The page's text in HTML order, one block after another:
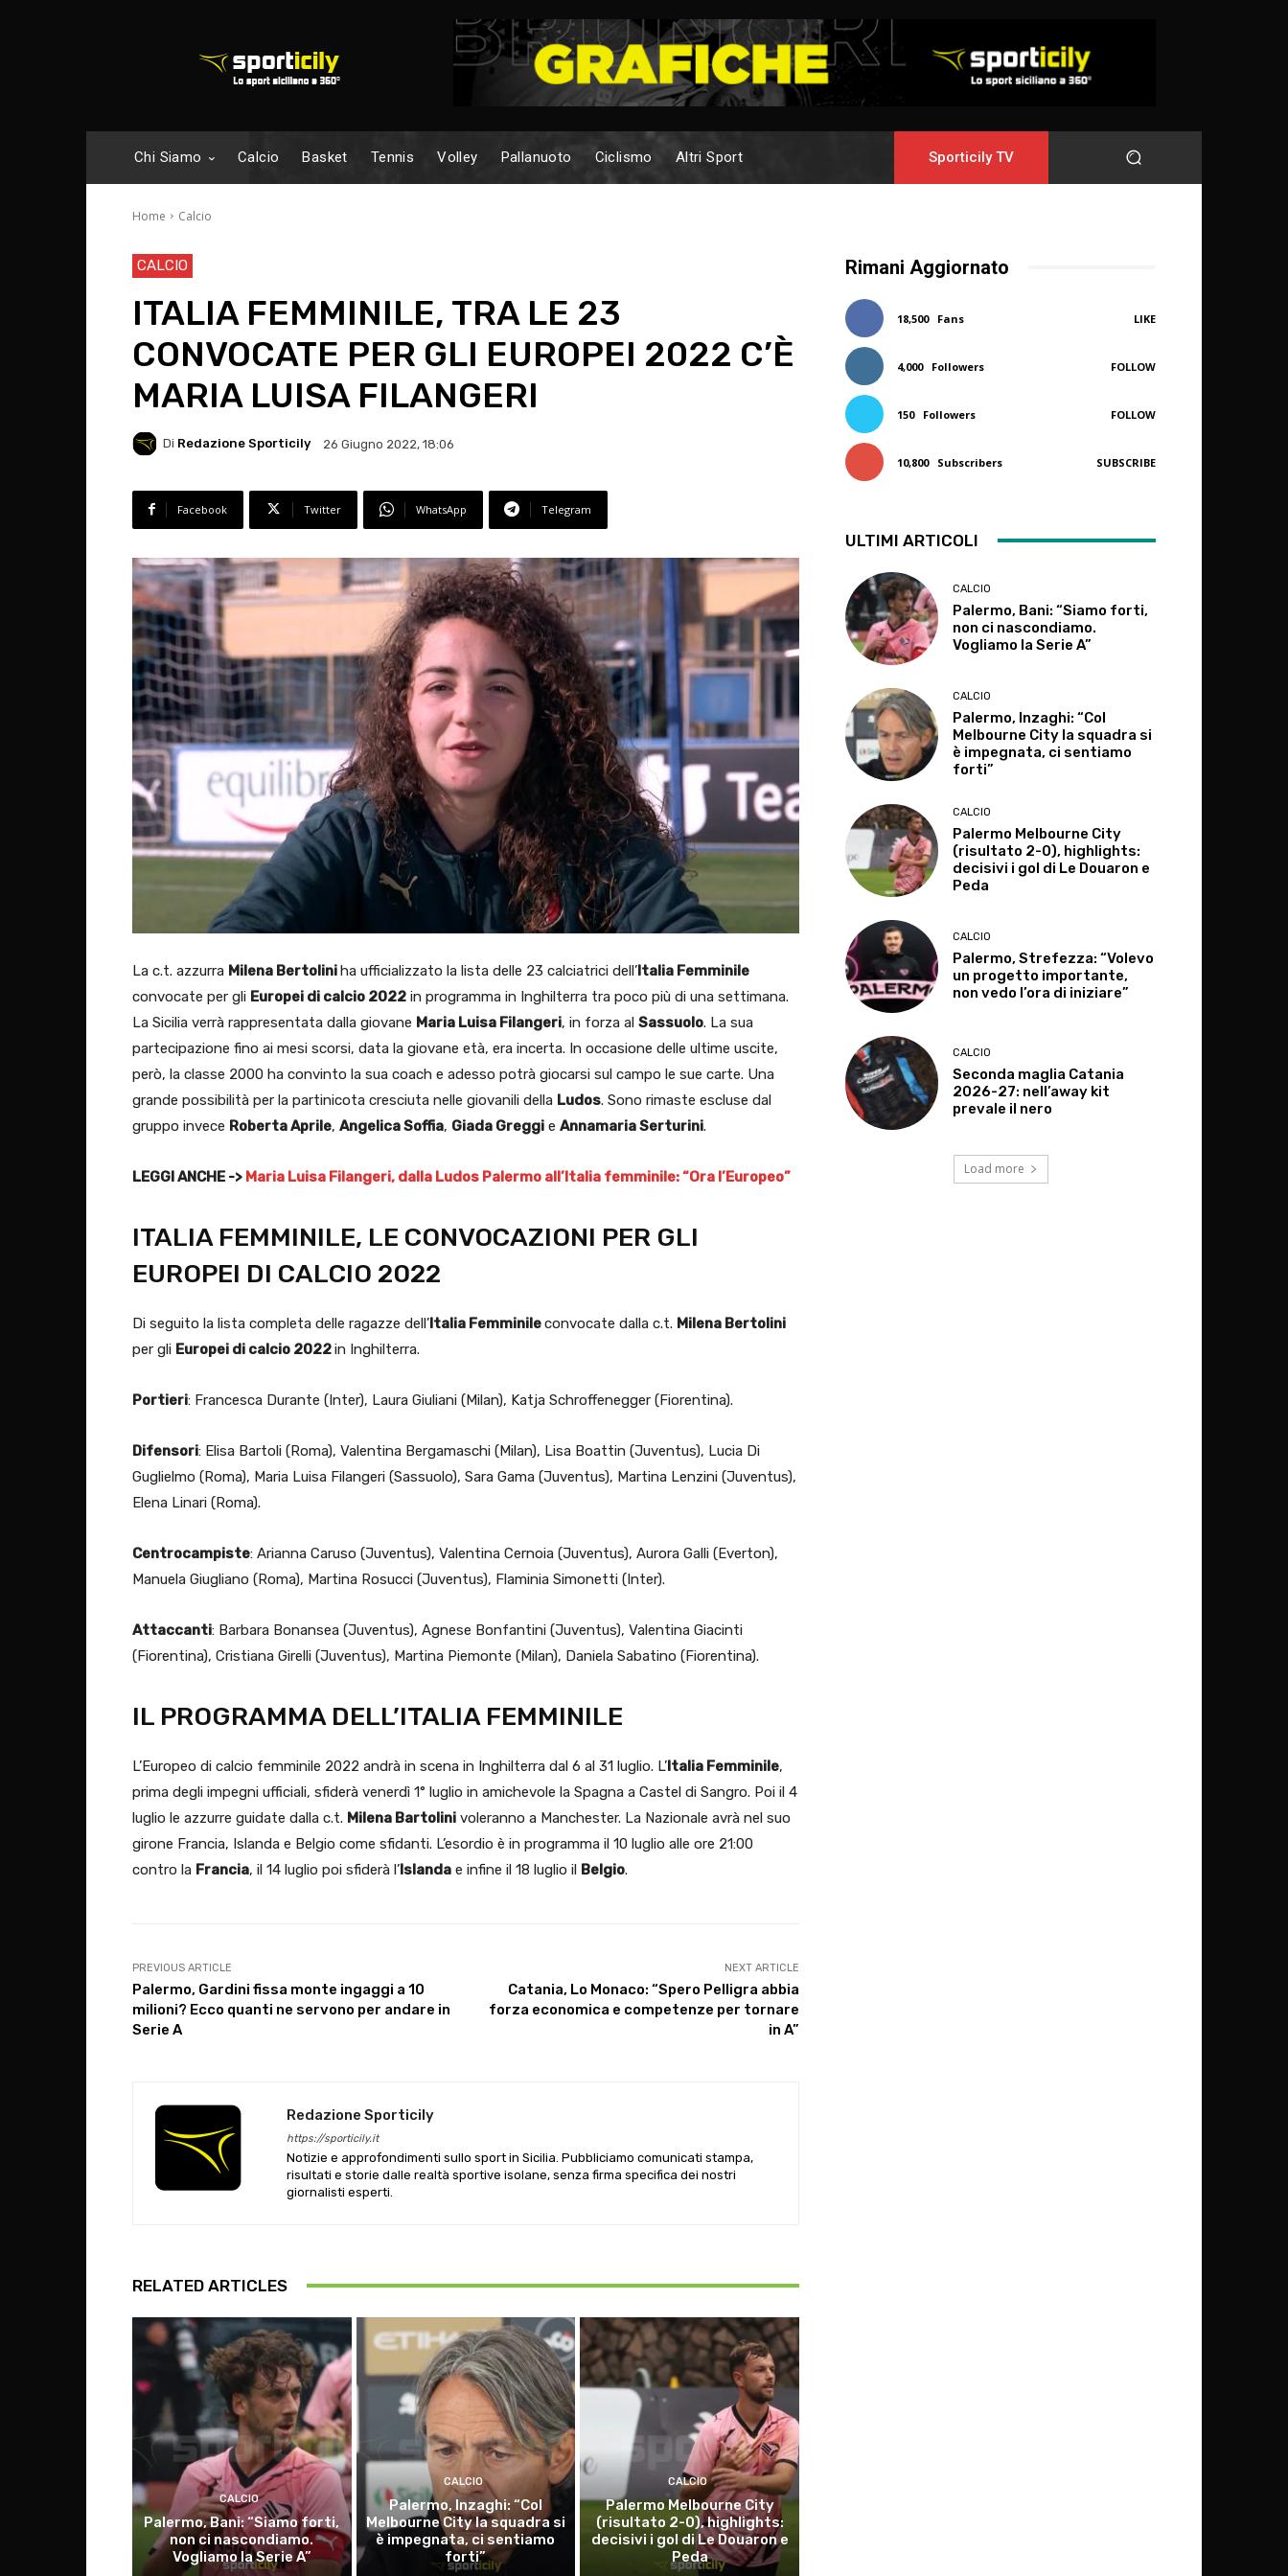
Chi Siamo Calcio Basket Tennis Volley Pallanuoto Ciclismo Altri Sport Sporticily TV
Home Calcio
CALCIO
ITALIA FEMMINILE, TRA LE 23
CONVOCATE PER GLI EUROPEI 2022 C’È
MARIA LUISA FILANGERI
Di Redazione Sporticily 26 Giugno 2022, 18:06
Facebook Twitter WhatsApp Telegram
La c.t. azzurra Milena Bertoliniha ufficializzato la lista delle 23 calciatrici dell’Italia Femminile
convocate per gli Europei di calcio 2022 in programma in Inghilterra tra poco più di una settimana.
La Sicilia verrà rappresentata dalla giovane Maria Luisa Filangeri, in forza al Sassuolo. La sua
partecipazione fino ai mesi scorsi, data la giovane età, era incerta. In occasione delle ultime uscite,
però, la classe 2000 ha convinto la sua coach e adesso potrà giocarsi sul campo le sue carte. Una
grande possibilità per la partinicota cresciuta nelle giovanili della Ludos. Sono rimaste escluse dal
gruppo invece Roberta Aprile, Angelica Soffia, Giada Greggi e Annamaria Serturini.
LEGGI ANCHE -> Maria Luisa Filangeri, dalla Ludos Palermo all’Italia femminile: “Ora l’Europeo”
ITALIA FEMMINILE, LE CONVOCAZIONI PER GLI
EUROPEI DI CALCIO 2022
Di seguito la lista completa delle ragazze dell’Italia Femminileconvocate dalla c.t. Milena Bertolini
per gli Europei di calcio 2022in Inghilterra.
Portieri: Francesca Durante (Inter), Laura Giuliani (Milan), Katja Schroffenegger (Fiorentina).
Difensori: Elisa Bartoli (Roma), Valentina Bergamaschi (Milan), Lisa Boattin (Juventus), Lucia Di
Guglielmo (Roma), Maria Luisa Filangeri (Sassuolo), Sara Gama (Juventus), Martina Lenzini (Juventus),
Elena Linari (Roma).
Centrocampiste: Arianna Caruso (Juventus), Valentina Cernoia (Juventus), Aurora Galli (Everton),
Manuela Giugliano (Roma), Martina Rosucci (Juventus), Flaminia Simonetti (Inter).
Attaccanti: Barbara Bonansea (Juventus), Agnese Bonfantini (Juventus), Valentina Giacinti
(Fiorentina), Cristiana Girelli (Juventus), Martina Piemonte (Milan), Daniela Sabatino (Fiorentina).
IL PROGRAMMA DELL’ITALIA FEMMINILE
L’Europeo di calcio femminile 2022 andrà in scena in Inghilterra dal 6 al 31 luglio. L’Italia Femminile,
prima degli impegni ufficiali, sfiderà venerdì 1° luglio in amichevole la Spagna a Castel di Sangro. Poi il 4
luglio le azzurre guidate dalla c.t. Milena Bartolini voleranno a Manchester. La Nazionale avrà nel suo
girone Francia, Islanda e Belgio come sfidanti. L’esordio è in programma il 10 luglio alle ore 21:00
contro la Francia, il 14 luglio poi sfiderà l’Islanda e infine il 18 luglio il Belgio.
PREVIOUS ARTICLE
Palermo, Gardini fissa monte ingaggi a 10
milioni? Ecco quanti ne servono per andare in
Serie A
NEXT ARTICLE
Catania, Lo Monaco: “Spero Pelligra abbia
forza economica e competenze per tornare
in A”
Redazione Sporticily
https://sporticily.it
Notizie e approfondimenti sullo sport in Sicilia. Pubbliciamo comunicati stampa,
risultati e storie dalle realtà sportive isolane, senza firma specifica dei nostri
giornalisti esperti.
RELATED ARTICLES
CALCIO
Palermo, Bani: “Siamo forti,
non ci nascondiamo.
Vogliamo la Serie A”
CALCIO
Palermo, Inzaghi: “Col
Melbourne City la squadra si
è impegnata, ci sentiamo
forti”
CALCIO
Palermo Melbourne City
(risultato 2-0), highlights:
decisivi i gol di Le Douaron e
Peda
Rimani Aggiornato
18,500 Fans LIKE
4,000 Followers FOLLOW
150 Followers FOLLOW
10,800 Subscribers SUBSCRIBE
ULTIMI ARTICOLI
CALCIO
Palermo, Bani: “Siamo forti,
non ci nascondiamo.
Vogliamo la Serie A”
CALCIO
Palermo, Inzaghi: “Col
Melbourne City la squadra si
è impegnata, ci sentiamo
forti”
CALCIO
Palermo Melbourne City
(risultato 2-0), highlights:
decisivi i gol di Le Douaron e
Peda
CALCIO
Palermo, Strefezza: “Volevo
un progetto importante,
non vedo l’ora di iniziare”
CALCIO
Seconda maglia Catania
2026-27: nell’away kit
prevale il nero
Load more